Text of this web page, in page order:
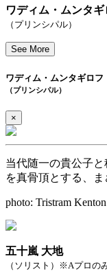
ワディム・ムンタギ
（プリンシパル）
See More
ワディム・ムンタギロフ
（プリンシパル）
×
当代随一の貴公子
を真骨頂とする、ま
photo: Tristram Kenton
五十嵐 大地
（ソリスト）※Aプロの